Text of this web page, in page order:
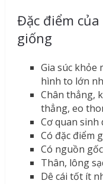
Đặc điểm
giống
Gia súc khỏe
hình to lớn
Chân thẳng,
thẳng, eo
Cơ quan
Có đặc điểm
Có nguồn
Thân, lông
Dê cái tốt ít